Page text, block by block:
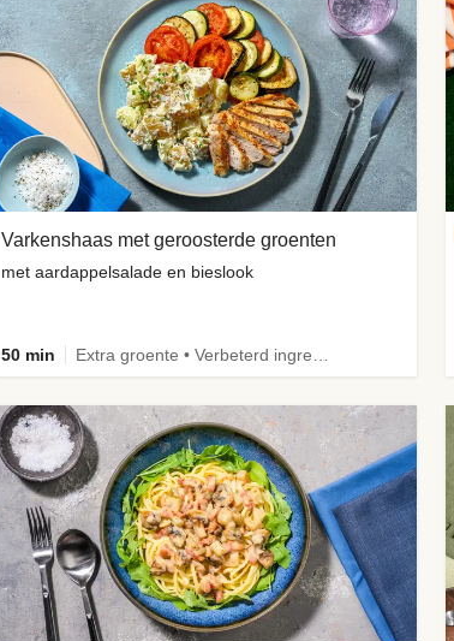
Varkenshaas met geroosterde groenten
met aardappelsalade en bieslook
50 min